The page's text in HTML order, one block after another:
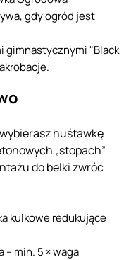
gdy ogród jest
gimnastycznymi "Black
huśtawkę
„stopach”
do belki zwróć
kulkowe redukujące
min. 5 × waga